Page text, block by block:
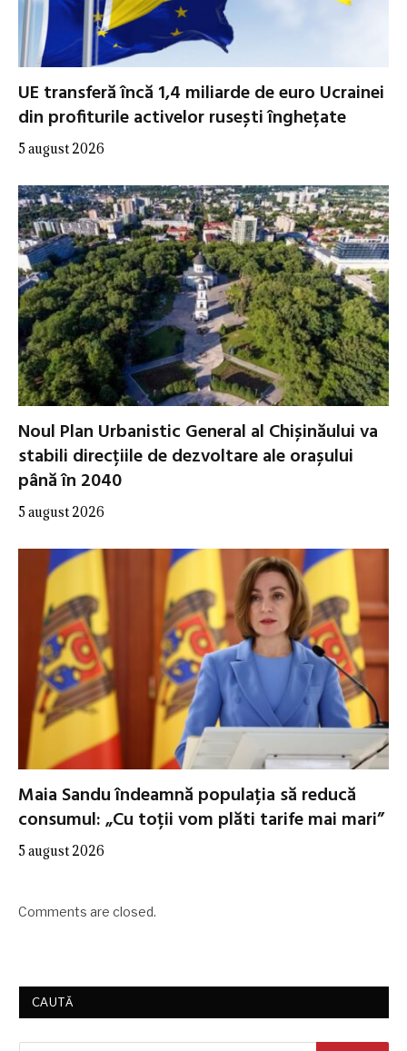
UE transferă încă 1,4 miliarde de euro Ucrainei
din profiturile activelor rusești înghețate
5 august 2026
Noul Plan Urbanistic General al Chișinăului va
stabili direcțiile de dezvoltare ale orașului
până în 2040
5 august 2026
Maia Sandu îndeamnă populația să reducă
consumul: „Cu toții vom plăti tarife mai mari”
5 august 2026
Comments are closed.
CAUTĂ